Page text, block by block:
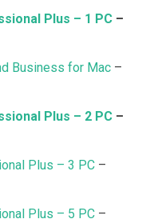
Plus – 1 PC –
Business for Mac –
Plus – 2 PC –
Plus – 3 PC –
Plus – 5 PC –